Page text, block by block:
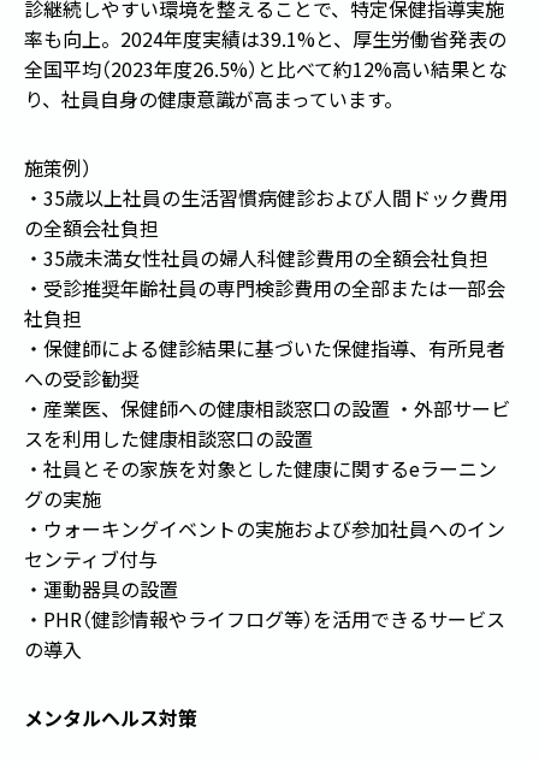
診継続しやすい環境を整えることで、特定保健指導実施
率も向上。2024年度実績は39.1%と、厚生労働省発表の
全国平均（2023年度26.5%）と比べて約12%高い結果とな
り、社員自身の健康意識が高まっています。
施策例）
・35歳以上社員の生活習慣病健診および人間ドック費用
の全額会社負担
・35歳未満女性社員の婦人科健診費用の全額会社負担
・受診推奨年齢社員の専門検診費用の全部または一部会
社負担
・保健師による健診結果に基づいた保健指導、有所見者
への受診勧奨
・産業医、保健師への健康相談窓口の設置 ・外部サービ
スを利用した健康相談窓口の設置
・社員とその家族を対象とした健康に関するeラーニン
グの実施
・ウォーキングイベントの実施および参加社員へのイン
センティブ付与
・運動器具の設置
・PHR（健診情報やライフログ等）を活用できるサービス
の導入
メンタルヘルス対策